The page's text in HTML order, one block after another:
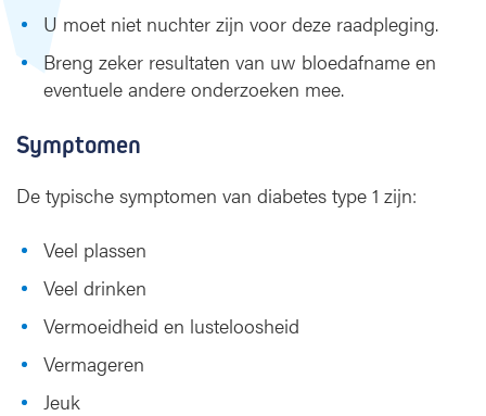
U moet niet nuchter zijn voor deze raadpleging.
Breng zeker resultaten van uw bloedafname en
eventuele andere onderzoeken mee.
Symptomen
De typische symptomen van diabetes type 1 zijn:
Veel plassen
Veel drinken
Vermoeidheid en lusteloosheid
Vermageren
Jeuk